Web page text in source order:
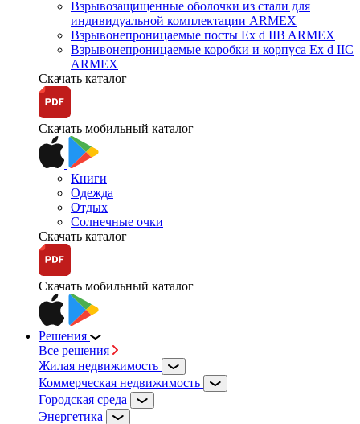
Взрывозащищенные оболочки из стали для
индивидуальной комплектации ARMEX
Взрывонепроницаемые посты Ex d IIB ARMEX
Взрывонепроницаемые коробки и корпуса Ex d IIС
ARMEX
Скачать каталог
Скачать мобильный каталог
Книги
Одежда
Отдых
Солнечные очки
Скачать каталог
Скачать мобильный каталог
Решения
Все решения
Жилая недвижимость
Коммерческая недвижимость
Городская среда
Энергетика